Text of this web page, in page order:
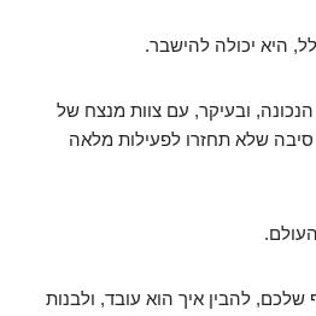
היא יכולה להישבר.
ובעיקר, עם צוות מנצח של
סיבה שלא תחזרו לפעילות מלאה
שלכם, להבין איך הוא עובד, ולבנות